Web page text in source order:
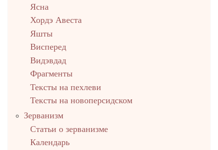
Ясна
Хордэ Авеста
Яшты
Висперед
Видэвдад
Фрагменты
Тексты на пехлеви
Тексты на новоперсидском
Зерванизм
Статьи о зерванизме
Календарь